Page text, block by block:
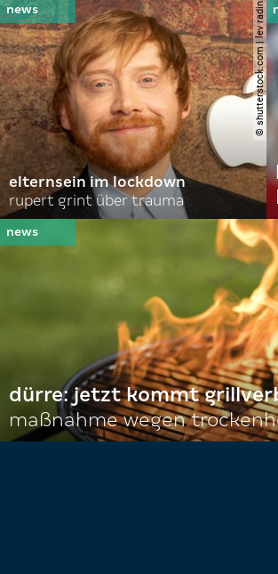
© shutterstock.com | lev radin
elternsein im lockdown
rupert grint über trauma
dürre: jetzt kommt
maßnahme wegen